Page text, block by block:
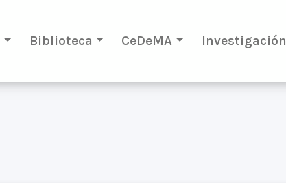
Biblioteca CeDeMA Investigación